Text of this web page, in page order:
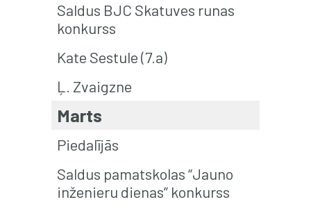
Saldus BJC Skatuves runas
konkurss
Kate Sestule (7.a)
Ļ. Zvaigzne
Marts
Piedalījās
Saldus pamatskolas “Jauno
inženieru dienas” konkurss